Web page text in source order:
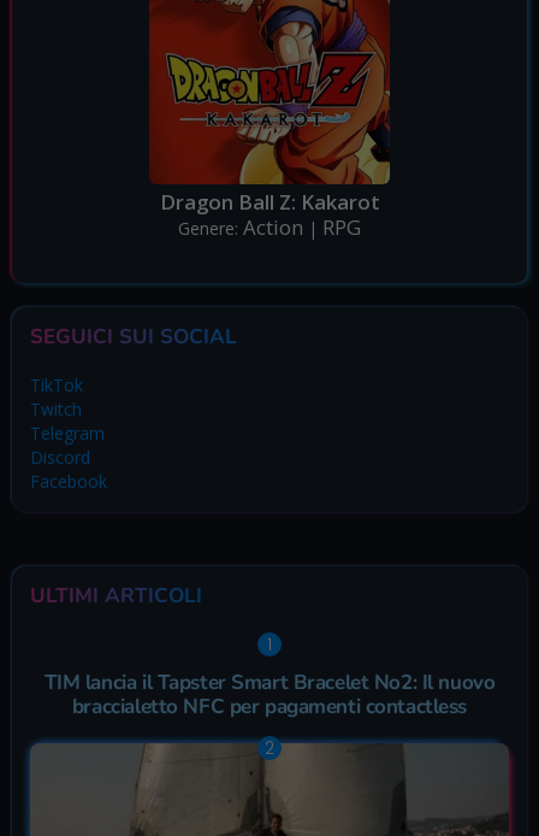
Dragon Ball Z: Kakarot
Genere: Action | RPG
SEGUICI SUI SOCIAL
TikTok
Twitch
Telegram
Discord
Facebook
ULTIMI ARTICOLI
TIM lancia il Tapster Smart Bracelet No2: Il nuovo
braccialetto NFC per pagamenti contactless